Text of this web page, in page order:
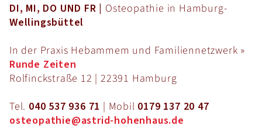
DI, MI, DO UND FR | Osteopathie in Hamburg-
Wellingsbüttel
In der Praxis Hebammem und Familiennetzwerk »
Runde Zeiten
Rolfinckstraße 12 | 22391 Hamburg
Tel. 040 537 936 71 | Mobil 0179 137 20 47
osteopathie@astrid-hohenhaus.de